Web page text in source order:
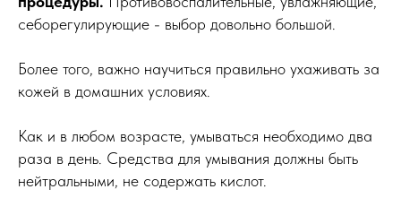
себорегулирующие - выбор довольно большой.
Более того, важно научиться правильно ухаживать за
кожей в домашних условиях.
Как и в любом возрасте, умываться необходимо два
раза в день. Средства для умывания должны быть
нейтральными, не содержать кислот.